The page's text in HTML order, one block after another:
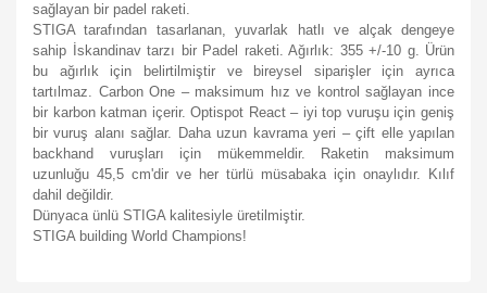
sağlayan bir padel raketi.
STIGA tarafından tasarlanan, yuvarlak hatlı ve alçak dengeye
sahip İskandinav tarzı bir Padel raketi. Ağırlık: 355 +/-10 g. Ürün
bu ağırlık için belirtilmiştir ve bireysel siparişler için ayrıca
tartılmaz. Carbon One – maksimum hız ve kontrol sağlayan ince
bir karbon katman içerir. Optispot React – iyi top vuruşu için geniş
bir vuruş alanı sağlar. Daha uzun kavrama yeri – çift elle yapılan
backhand vuruşları için mükemmeldir. Raketin maksimum
uzunluğu 45,5 cm'dir ve her türlü müsabaka için onaylıdır. Kılıf
dahil değildir.
Dünyaca ünlü STIGA kalitesiyle üretilmiştir.
STIGA building World Champions!